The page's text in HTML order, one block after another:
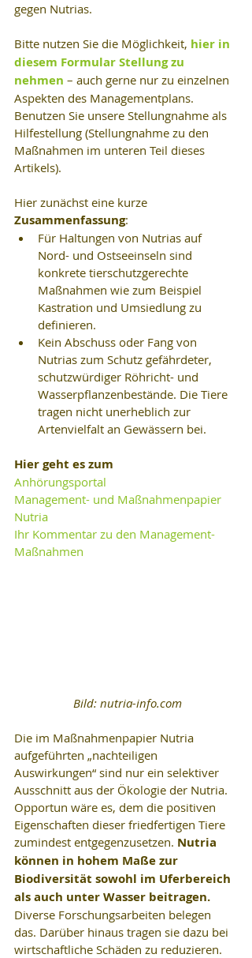
gegen Nutrias.
Bitte nutzen Sie die Möglichkeit, hier in
diesem Formular Stellung zu
nehmen – auch gerne nur zu einzelnen
Aspekten des Managementplans.
Benutzen Sie unsere Stellungnahme als
Hilfestellung (Stellungnahme zu den
Maßnahmen im unteren Teil dieses
Artikels).
Hier zunächst eine kurze
Zusammenfassung:
Für Haltungen von Nutrias auf
Nord- und Ostseeinseln sind
konkrete tierschutzgerechte
Maßnahmen wie zum Beispiel
Kastration und Umsiedlung zu
definieren.
Kein Abschuss oder Fang von
Nutrias zum Schutz gefährdeter,
schutzwürdiger Röhricht- und
Wasserpflanzenbestände. Die Tiere
tragen nicht unerheblich zur
Artenvielfalt an Gewässern bei.
Hier geht es zum
Anhörungsportal
Management- und Maßnahmenpapier
Nutria
Ihr Kommentar zu den Management-
Maßnahmen
Bild: nutria-info.com
Die im Maßnahmenpapier Nutria
aufgeführten „nachteiligen
Auswirkungen“ sind nur ein selektiver
Ausschnitt aus der Ökologie der Nutria.
Opportun wäre es, dem die positiven
Eigenschaften dieser friedfertigen Tiere
zumindest entgegenzusetzen. Nutria
können in hohem Maße zur
Biodiversität sowohl im Uferbereich
als auch unter Wasser beitragen.
Diverse Forschungsarbeiten belegen
das. Darüber hinaus tragen sie dazu bei
wirtschaftliche Schäden zu reduzieren.